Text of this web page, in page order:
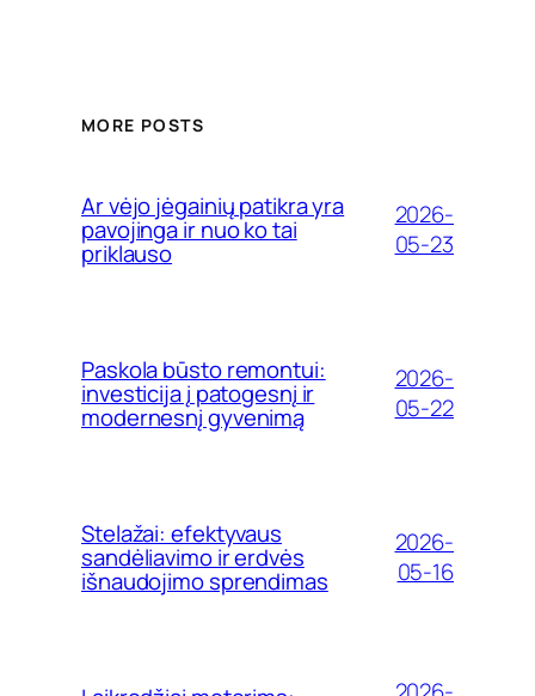
MORE POSTS
Ar vėjo jėgainių patikra yra
pavojinga ir nuo ko tai
priklauso
2026-
05-23
Paskola būsto remontui:
investicija į patogesnį ir
modernesnį gyvenimą
2026-
05-22
Stelažai: efektyvaus
sandėliavimo ir erdvės
išnaudojimo sprendimas
2026-
05-16